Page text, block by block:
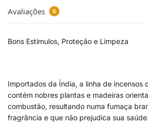
Avaliações 0
Bons Estímulos, Proteção e Limpeza
Importados da Índia, a linha de incensos
contém nobres plantas e madeiras
combustão, resultando numa fumaça
fragrância e que não prejudica sua saúde.